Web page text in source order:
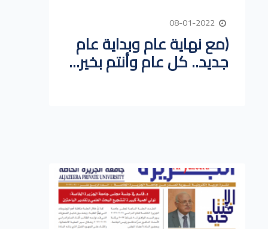
(مع نهاية عام وبداية عام
جديد.. كل عام وأنتم بخير...